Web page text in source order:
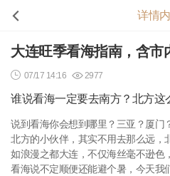
详情
大连旺季看海指南，含市
07/17 14:16 2977
谁说看海一定要去南方？北方这
说到看海你会想到哪里？三亚？厦门
北方的小伙伴，其实不用去那么远，
如浪漫之都大连，不仅海丝毫不逊色
看海说不定顺便还能避个暑，今天我